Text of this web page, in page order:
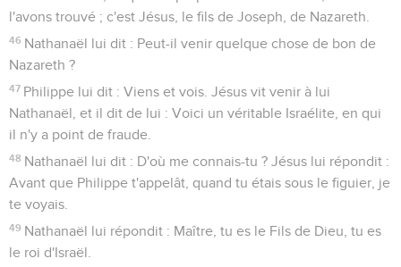
l'avons trouvé ; c'est Jésus, le fils de Joseph, de Nazareth.
46 Nathanaël lui dit : Peut-il venir quelque chose de bon de
Nazareth ?
47 Philippe lui dit : Viens et vois. Jésus vit venir à lui
Nathanaël, et il dit de lui : Voici un véritable Israélite, en qui
il n'y a point de fraude.
48 Nathanaël lui dit : D'où me connais-tu ? Jésus lui répondit :
Avant que Philippe t'appelât, quand tu étais sous le figuier, je
te voyais.
49 Nathanaël lui répondit : Maître, tu es le Fils de Dieu, tu es
le roi d'Israël.